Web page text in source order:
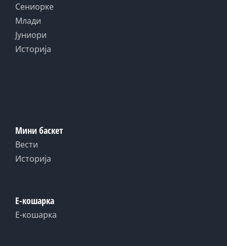
Сениорке
Млади
Јуниори
Историја
Мини баскет
Вести
Историја
Е-кошарка
Е-кошарка